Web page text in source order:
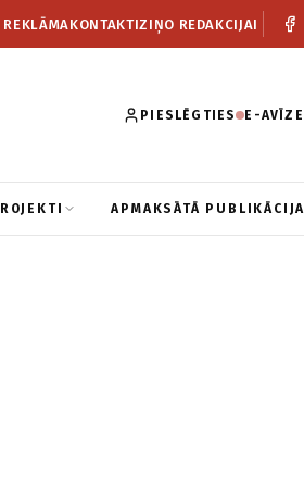
KONTAKTIZIŅO REDAKCIJAI
PIESLĒGTIES E-AVĪZE
APMAKSĀTĀ PUBLIKĀCIJA